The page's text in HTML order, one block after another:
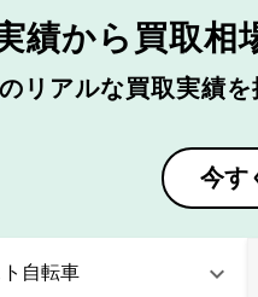
績から 買取相
リアルな買取実績を
今す